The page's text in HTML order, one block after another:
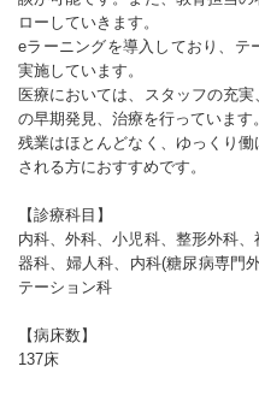
ローしていきます。
eラーニングを導入しており、テ
実施しています。
医療においては、スタッフの充
の早期発見、治療を行っています。
残業はほとんどなく、ゆっくり
される方におすすめです。
【診療科目】
内科、外科、小児科、整形外科
器科、婦人科、内科(糖尿病専門
テーション科
【病床数】
137床